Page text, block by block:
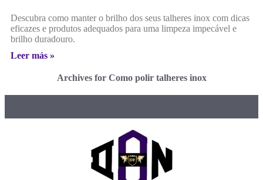
Descubra como manter o brilho dos seus talheres inox com dicas
eficazes e produtos adequados para uma limpeza impecável e
brilho duradouro.
Leer más »
Archives for Como polir talheres inox